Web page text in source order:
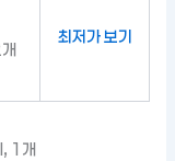
최저가 보기
1개